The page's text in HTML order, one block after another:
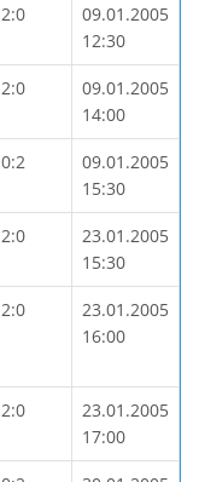
2:0
09.01.2005
12:30
2:0
09.01.2005
14:00
0:2
09.01.2005
15:30
2:0
23.01.2005
15:30
2:0
23.01.2005
16:00
2:0
23.01.2005
17:00